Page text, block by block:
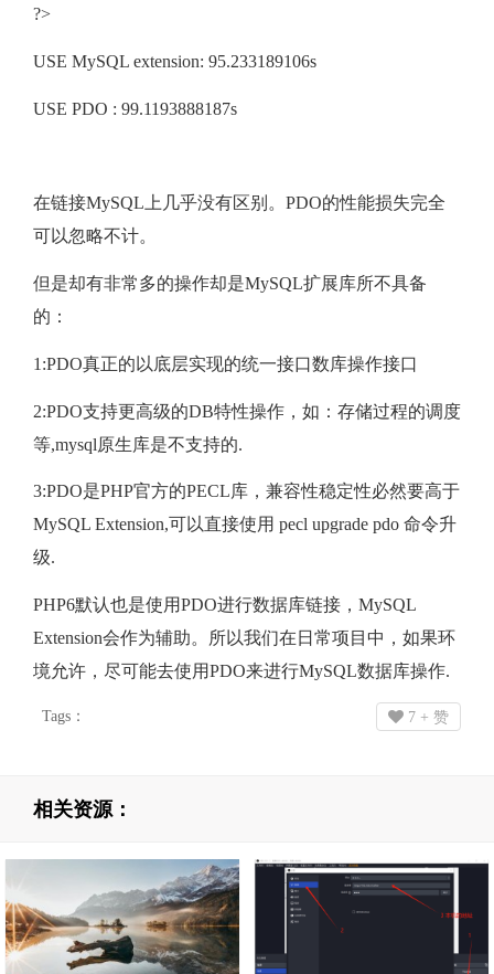
?>
USE MySQL extension: 95.233189106s
USE PDO : 99.1193888187s
在链接MySQL上几乎没有区别。PDO的性能损失完全
可以忽略不计。
但是却有非常多的操作却是MySQL扩展库所不具备
的：
1:PDO真正的以底层实现的统一接口数库操作接口
2:PDO支持更高级的DB特性操作，如：存储过程的调度
等,mysql原生库是不支持的.
3:PDO是PHP官方的PECL库，兼容性稳定性必然要高于
MySQL Extension,可以直接使用 pecl upgrade pdo 命令升
级.
PHP6默认也是使用PDO进行数据库链接，MySQL
Extension会作为辅助。所以我们在日常项目中，如果环
境允许，尽可能去使用PDO来进行MySQL数据库操作.
Tags： 7 + 赞
相关资源：